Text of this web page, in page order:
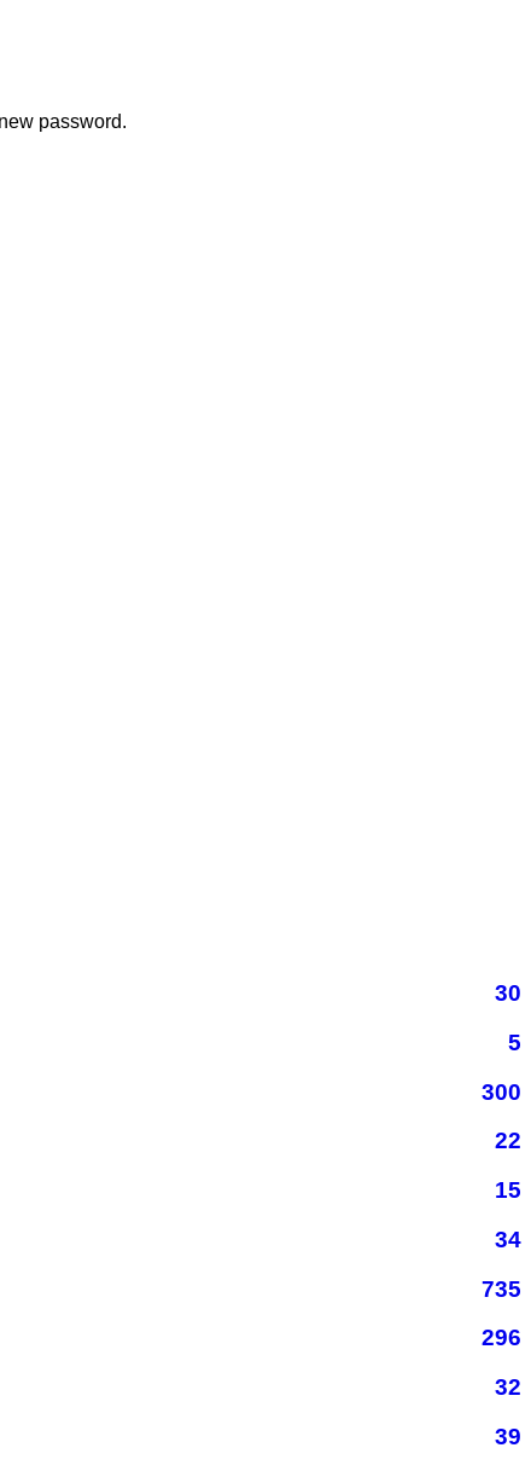
password.
30
5
300
22
15
34
735
296
32
39